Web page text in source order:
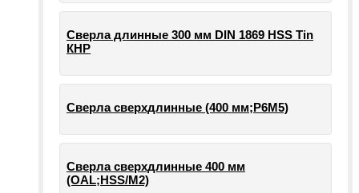
Сверла длинные 300 мм DIN 1869 HSS Tin
КНР
Сверла сверхдлинные (400 мм;Р6М5)
Сверла сверхдлинные 400 мм
(OAL;HSS/M2)